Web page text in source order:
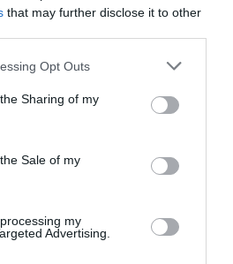
that may further disclose it to other
Opt Outs
Sharing of my
Sale of my
my
Advertising.
min
de personnes veulent voyager
offre. Et comme pour la business,
d’écart d’une compagnie à
et Sergio, pouvez vous nous